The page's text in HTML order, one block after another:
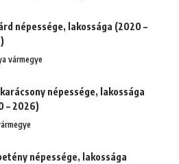
népessége, lakossága (2020 –
vármegye
népessége, lakossága
– 2026)
népessége, lakossága